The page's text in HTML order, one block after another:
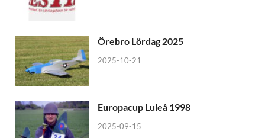
Örebro Lördag 2025
2025-10-21
Europacup Luleå 1998
2025-09-15